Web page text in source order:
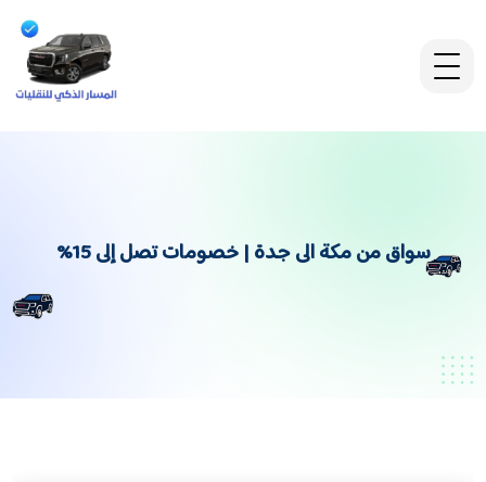
سواق من مكة الى جدة | خصومات تصل إلى 15%